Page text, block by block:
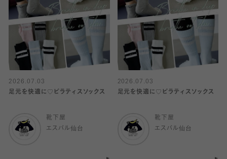
2026.07.03
足元を快適に♡ピラティスソックス
靴下屋
エスパル仙台
2026.07.03
足元を快適に♡ピラティスソックス
靴下屋
エスパル仙台